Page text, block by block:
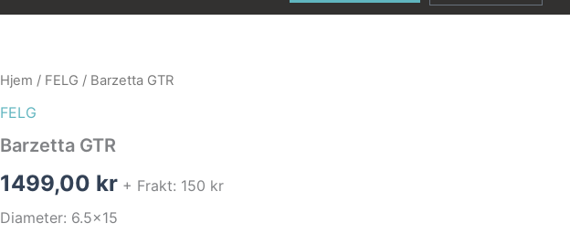
Hjem / FELG / Barzetta GTR
FELG
Barzetta GTR
1499,00 kr + Frakt: 150 kr
Diameter: 6.5×15
Barzetta
antall